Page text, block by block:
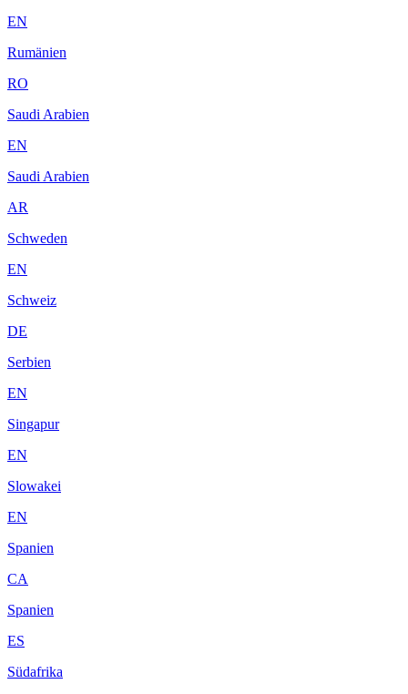
EN
Rumänien
RO
Saudi Arabien
EN
Saudi Arabien
AR
Schweden
EN
Schweiz
DE
Serbien
EN
Singapur
EN
Slowakei
EN
Spanien
CA
Spanien
ES
Südafrika